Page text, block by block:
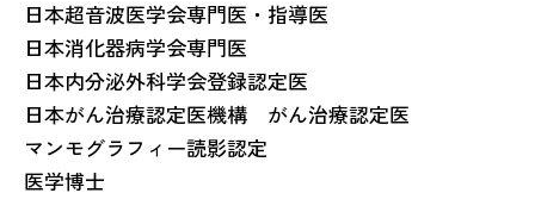
日本超音波医学会専門医・指導医
日本消化器病学会専門医
日本内分泌外科学会登録認定医
日本がん治療認定医機構 がん治療認定医
マンモグラフィー読影認定
医学博士